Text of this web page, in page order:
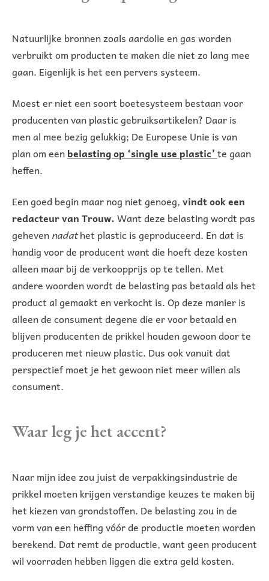
Natuurlijke bronnen zoals aardolie en gas worden
verbruikt om producten te maken die niet zo lang mee
gaan. Eigenlijk is het een pervers systeem.
Moest er niet een soort boetesysteem bestaan voor
producenten van plastic gebruiksartikelen? Daar is
men al mee bezig gelukkig; De Europese Unie is van
plan om eenbelasting op ‘single use plastic’te gaan
heffen.
Een goed begin maar nog niet genoeg,vindt ook een
redacteur van Trouw.Want deze belasting wordt pas
gehevennadathet plastic is geproduceerd. En dat is
handig voor de producent want die hoeft deze kosten
alleen maar bij de verkoopprijs op te tellen. Met
andere woorden wordt de belasting pas betaald als het
product al gemaakt en verkocht is. Op deze manier is
alleen de consument degene die er voor betaald en
blijven producenten de prikkel houden gewoon door te
produceren met nieuw plastic. Dus ook vanuit dat
perspectief moet je het gewoon niet meer willen als
consument.
Waar leg je het accent?
Naar mijn idee zou juist de verpakkingsindustrie de
prikkel moeten krijgen verstandige keuzes te maken bij
het kiezen van grondstoffen. De belasting zou in de
vorm van een heffing vóór de productie moeten worden
berekend. Dat remt de productie, want geen producent
wil voorraden hebben liggen die extra geld kosten.